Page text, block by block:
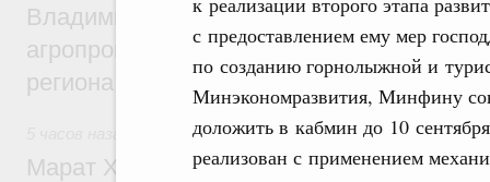
с предоставлением ему мер
по созданию горнолыжной и
Минэкономразвития, Минфину
доложить в кабмин до 10
реализован с применением
Владимир Солодов обсудили развитие
агропромышленного комплекса и
региона
Экономика городов. Городская среда
Марат Хуснуллин: Победителями XI